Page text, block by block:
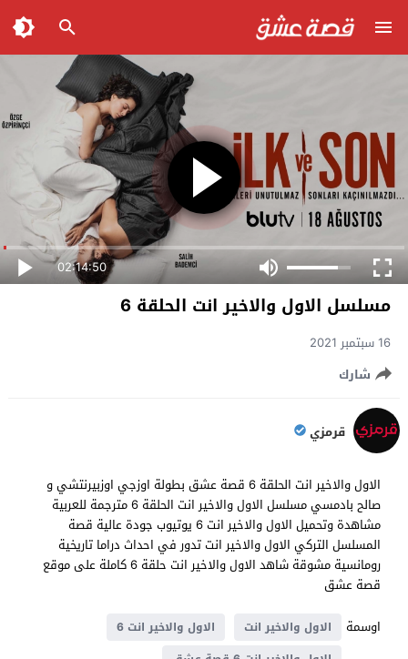
02:14:50
مسلسل الاول والاخير انت الحلقة 6
16 سبتمبر 2021
شارك
قرمزي
الاول والاخير انت الحلقة 6 قصة عشق بطولة اوزجي اوزبيرنتشي و
صالح بادمسي مسلسل الاول والاخير انت الحلقة 6 مترجمة للعربية
مشاهدة وتحميل الاول والاخير انت 6 يوتيوب جودة عالية قصة
المسلسل التركي الاول والاخير انت تدور في احداث دراما تاريخية ​​
رومانسية مشوقة شاهد الاول والاخير انت حلقة 6 كاملة على موقع
قصة عشق
اوسمة
الاول والاخير انت
الاول والاخير انت 6